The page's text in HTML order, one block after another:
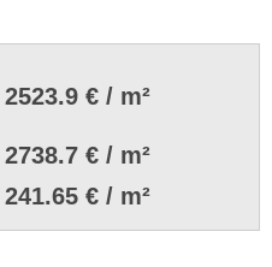
2523.9 € / m²
2738.7 € / m²
241.65 € / m²